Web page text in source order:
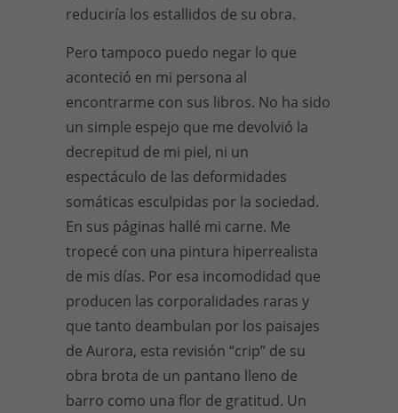
reduciría los estallidos de su obra.
Pero tampoco puedo negar lo que
aconteció en mi persona al
encontrarme con sus libros. No ha sido
un simple espejo que me devolvió la
decrepitud de mi piel, ni un
espectáculo de las deformidades
somáticas esculpidas por la sociedad.
En sus páginas hallé mi carne. Me
tropecé con una pintura hiperrealista
de mis días. Por esa incomodidad que
producen las corporalidades raras y
que tanto deambulan por los paisajes
de Aurora, esta revisión “crip” de su
obra brota de un pantano lleno de
barro como una flor de gratitud. Un